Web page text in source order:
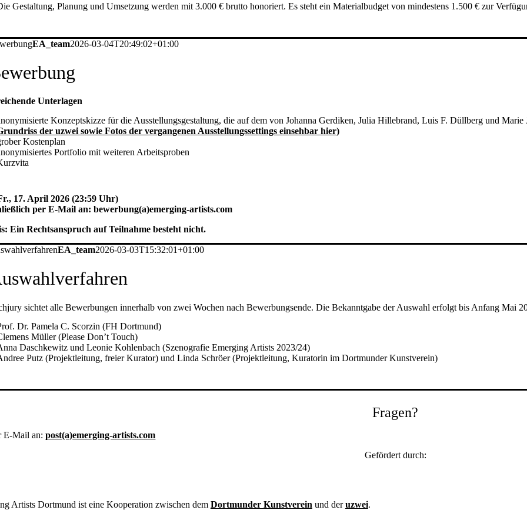
Gestaltung, Planung und Umsetzung werden mit 3.000 € brutto honoriert. Es steht ein Materialbudget von mindestens 1.500 € zur
EA_team2026-03-04T20:49:02+01:00
Unterlagen
Konzeptskizze für die Ausstellungsgestaltung, die auf dem von Johanna Gerdiken, Julia Hillebrand, Luis F. Düllberg und
der uzwei sowie Fotos der vergangenen Ausstellungssettings einsehbar hier)
Kostenplan
Portfolio mit weiteren Arbeitsproben
17. April 2026 (23:59 Uhr)
per E-Mail an: bewerbung(a)emerging-artists.com
Ein Rechtsanspruch auf Teilnahme besteht nicht.
EA_team2026-03-03T15:32:01+01:00
sichtet alle Bewerbungen innerhalb von zwei Wochen nach Bewerbungsende. Die Bekanntgabe der Auswahl erfolgt bis Anfang Mai
Dr. Pamela C. Scorzin (FH Dortmund)
Müller (Please Don’t Touch)
Daschkewitz und Leonie Kohlenbach (Szenografie Emerging Artists 2023/24)
Putz (Projektleitung, freier Kurator) und Linda Schröer (Projektleitung, Kuratorin im Dortmunder Kunstverein)
Fragen?
E-Mail an:post(a)emerging-artists.com
Gefördert durch:
Artists Dortmund ist eine Kooperation zwischen dem Dortmunder Kunstverein und deruzwei.